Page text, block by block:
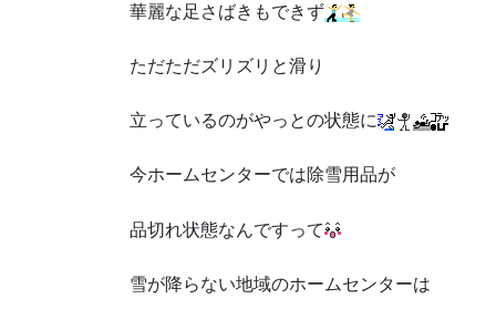
華麗な足さばきもできず
ただただズリズリと滑り
立っているのがやっとの状態に
今ホームセンターでは除雪用品が
品切れ状態なんですって
雪が降らない地域のホームセンターは